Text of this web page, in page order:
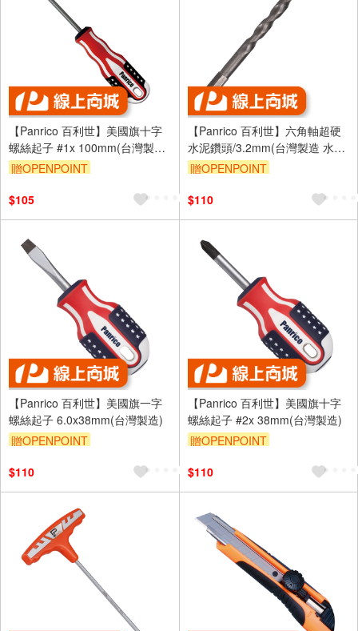
【Panrico 百利世】美國旗十字
螺絲起子 #1x 100mm(台灣製造
複合式起子 螺絲起子)
贈OPENPOINT
$105
【Panrico 百利世】六角軸超硬
水泥鑽頭/3.2mm(台灣製造 水泥
鑽尾)
贈OPENPOINT
$110
【Panrico 百利世】美國旗一字
螺絲起子 6.0x38mm(台灣製造)
贈OPENPOINT
$110
【Panrico 百利世】美國旗十字
螺絲起子 #2x 38mm(台灣製造)
贈OPENPOINT
$110